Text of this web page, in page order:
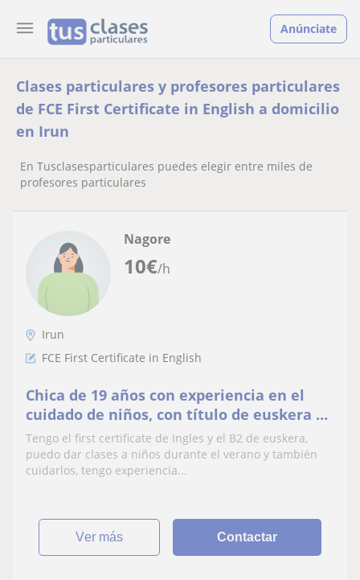
Anúnciate
Clases particulares y profesores particulares
de FCE First Certificate in English a domicilio
en Irun
En Tusclasesparticulares puedes elegir entre miles de
profesores particulares
10€/h
Nagore
Irun
FCE First Certificate in English
Chica de 19 años con experiencia en el
cuidado de niños, con título de euskera y
inglés
Tengo el first certificate de Ingles y el B2 de euskera,
puedo dar clases a niños durante el verano y también
cuidarlos, tengo experiencia...
ver más Contactar